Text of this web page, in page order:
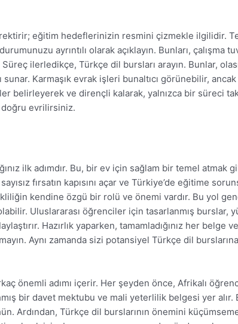
eğitim hedeflerinizin resmini çizmekle ilgilidir.
ayrıntılı olarak açıklayın. Bunları, çalışma
ilerledikçe, Türkçe dil bursları arayın. Bunlar,
Karmaşık evrak işleri bunaltıcı görünebilir,
belirleyerek ve dirençli kalarak, yalnızca bir süreci
evrilirsiniz.
ilk adımdır. Bu, bir ev için sağlam bir temel atmak
fırsatın kapısını açar ve Türkiye’de eğitime
kendine özgü bir rolü ve önemi vardır. Bu yol
Uluslararası öğrenciler için tasarlanmış burslar,
Hazırlık yaparken, tamamladığınız her belge
Aynı zamanda sizi potansiyel Türkçe dil
önemli adımı içerir. Her şeyden önce, Afrikalı
bir davet mektubu ve mali yeterlilik belgesi yer
Ardından, Türkçe dil burslarının önemini